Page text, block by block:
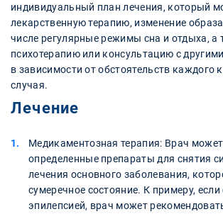
индивидуальный план лечения, который
лекарственную терапию, изменение
числе регулярные режимы сна и отдыха, а
психотерапию или консультацию с
в зависимости от обстоятельств каждого
случая.
Лечение
Медикаментозная терапия: Врач
определенные препараты для снятия
лечения основного заболевания,
сумеречное состояние. К примеру, если
эпилепсией, врач может